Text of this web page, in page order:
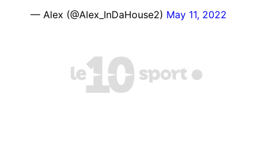
— Alex (@Alex_InDaHouse2) May 11, 2022